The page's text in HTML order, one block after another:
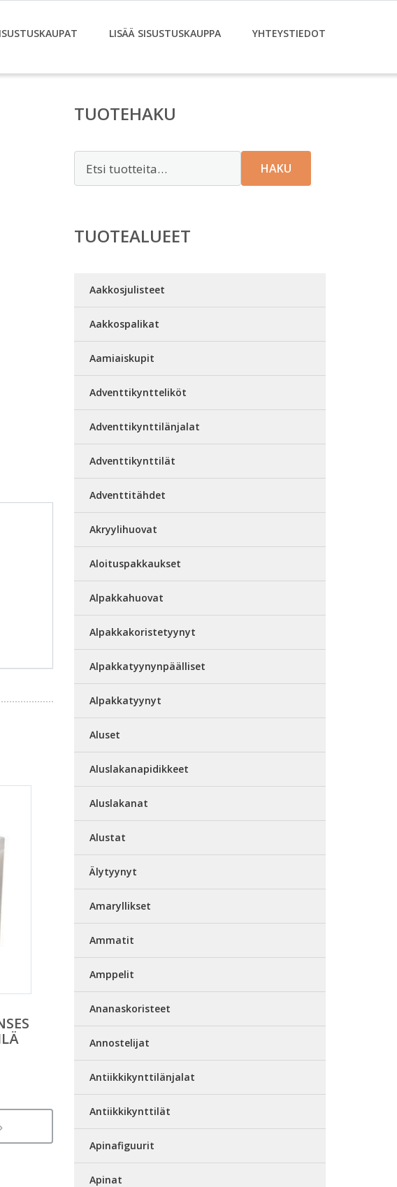
LISÄÄ SISUSTUSKAUPPA YHTEYSTIEDOT
TUOTEHAKU
HAKU
TUOTEALUEET
Aakkosjulisteet
Aakkospalikat
Aamiaiskupit
Adventtikyntteliköt
Adventtikynttilänjalat
Adventtikynttilät
Adventtitähdet
Akryylihuovat
Aloituspakkaukset
Alpakkahuovat
Alpakkakoristetyynyt
Alpakkatyynynpäälliset
Alpakkatyynyt
Aluset
Aluslakanapidikkeet
Aluslakanat
Alustat
Älytyynyt
Amaryllikset
Ammatit
Amppelit
Ananaskoristeet
Annostelijat
Antiikkikynttilänjalat
Antiikkikynttilät
Apinafiguurit
Apinat